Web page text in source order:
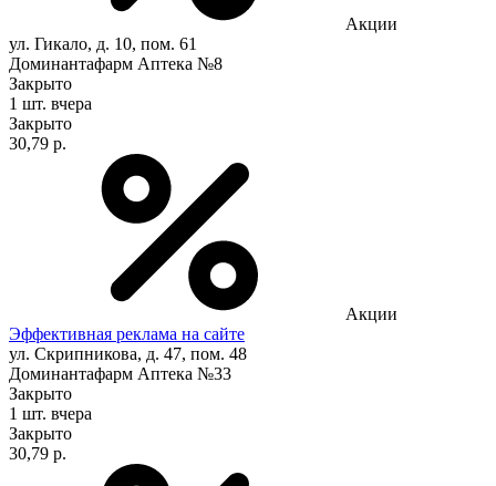
Акции
ул. Гикало, д. 10, пом. 61
Доминантафарм Аптека №8
Закрыто
1 шт. вчера
Закрыто
30,79 р.
Акции
Эффективная реклама на сайте
ул. Скрипникова, д. 47, пом. 48
Доминантафарм Аптека №33
Закрыто
1 шт. вчера
Закрыто
30,79 р.